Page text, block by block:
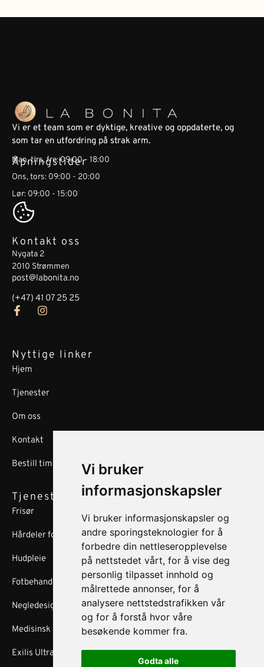
Vi bruker
informasjonskapsler
Vi bruker informasjonskapsler og
andre sporingsteknologier for å
forbedre din nettleseropplevelse
på nettstedet vårt, for å vise deg
personlig tilpasset innhold og
målrettede annonser, for å
analysere nettstedstrafikken vår
og for å forstå hvor våre
besøkende kommer fra.
Godta alle
Vi er et team som er dyktige, kreative og oppdaterte, og
som tar en utfordring på strak arm.​
Åpningstider
Man, tirs, fre: 09:00 - 18:00
Ons, tors: 09:00 - 20:00
Lør: 09:00 - 15:00
Nyttige linker
Hjem
Tjenester
Om oss
Kontakt
Bestill time
Tjenester
Frisør
Hårdeler for menn/HFM​
Hudpleie
Fotbehandlinger
Negledesign
Medisinsk injeksjon
Exilis Ultra 360™
Kontakt oss
Nygata 2
2010 Strømmen
post@labonita.no
(+47) 41 07 25 25